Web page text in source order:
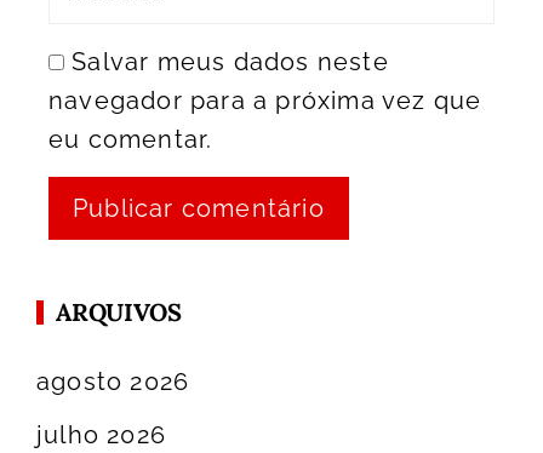
Salvar meus dados neste
navegador para a próxima vez que
eu comentar.
ARQUIVOS
agosto 2026
julho 2026